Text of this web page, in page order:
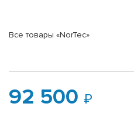
Все товары «NorTec»
92 500